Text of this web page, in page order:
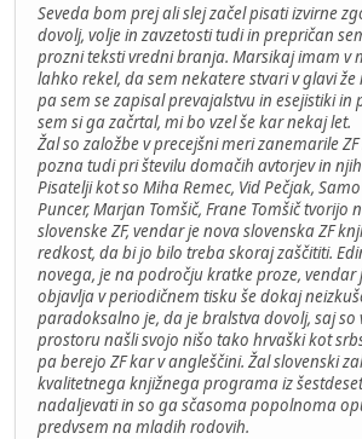
Seveda bom prej ali slej začel pisati izvirne
dovolj, volje in zavzetosti tudi in prepričan
prozni teksti vredni branja. Marsikaj imam v
lahko rekel, da sem nekatere stvari v glavi
pa sem se zapisal prevajalstvu in esejistiki
sem si ga začrtal, mi bo vzel še kar nekaj let.
Žal so založbe v precejšni meri zanemarile
pozna tudi pri številu domačih avtorjev in
Pisatelji kot so Miha Remec, Vid Pečjak,
Puncer, Marjan Tomšič, Frane Tomšič tvorijo
slovenske ZF, vendar je nova slovenska ZF
redkost, da bi jo bilo treba skoraj zaščititi.
novega, je na področju kratke proze, vendar
objavlja v periodičnem tisku še dokaj
paradoksalno je, da je bralstva dovolj, saj
prostoru našli svojo nišo tako hrvaški kot
pa berejo ZF kar v angleščini. Žal slovenski
kvalitetnega knjižnega programa iz
nadaljevati in so ga sčasoma popolnoma
predvsem na mladih rodovih.